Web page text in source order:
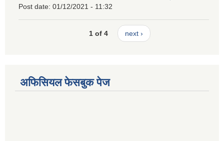
Post date: 01/12/2021 - 11:32
1 of 4 next ›
अफिसियल फेसबुक पेज